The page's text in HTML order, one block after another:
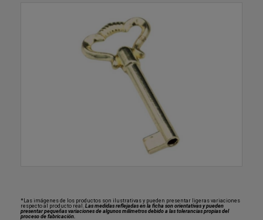
*Las imágenes de los productos son ilustrativas y pueden presentar ligeras variaciones
respecto al producto real. Las medidas reflejadas en la ficha son orientativas y pueden
presentar pequeñas variaciones de algunos milímetros debido a las tolerancias propias del
proceso de fabricación.